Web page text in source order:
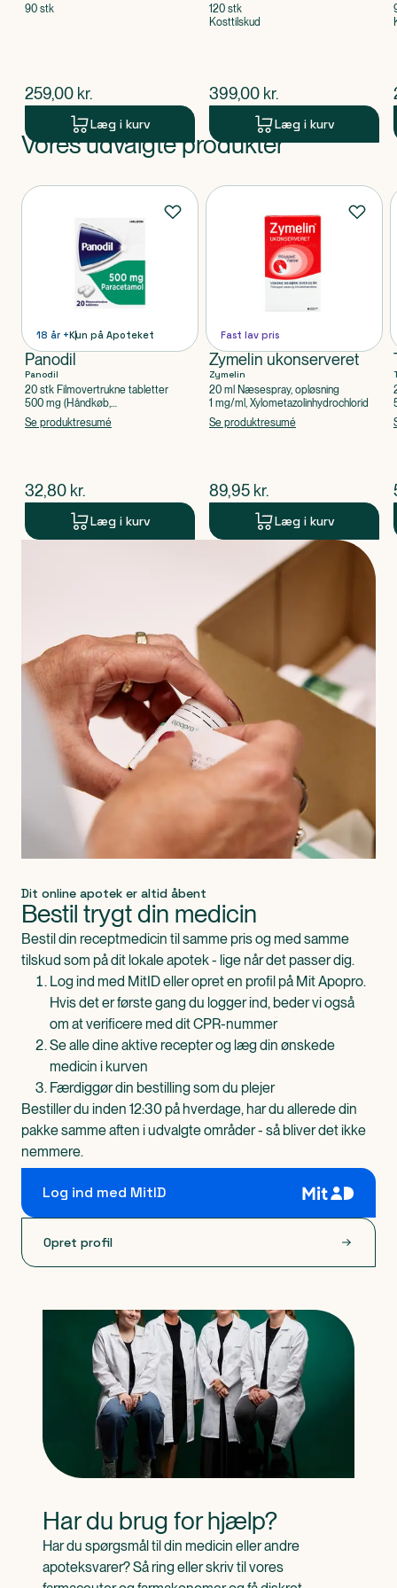
90 stk
$nuværende pris
259,00 kr.
Læg i kurv
120 stk
Kosttilskud
$nuværende pris
399,00 kr.
Læg i kurv
Produkt 1 af 0
Vores udvalgte produkter
Produkter
18 år +Kun på Apoteket
Panodil
Panodil
20 stk Filmovertrukne tabletter
500 mg (Håndkøb,
apoteksforbeholdt), Paracetamol
Se produktresumé
$nuværende pris
32,80 kr.
Læg i kurv
Fast lav pris
Zymelin ukonserveret
Zymelin
20 ml Næsespray, opløsning
1 mg/ml, Xylometazolinhydrochlorid
Se produktresumé
$nuværende pris
89,95 kr.
Læg i kurv
Dit online apotek er altid åbent
Bestil trygt din medicin
Bestil din receptmedicin til samme pris og med samme
tilskud som på dit lokale apotek - lige når det passer dig.
Log ind med MitID eller opret en profil på Mit Apopro.
Hvis det er første gang du logger ind, beder vi også
om at verificere med dit CPR-nummer
Se alle dine aktive recepter og læg din ønskede
medicin i kurven
Færdiggør din bestilling som du plejer
Bestiller du inden 12:30 på hverdage, har du allerede din
pakke samme aften i udvalgte områder - så bliver det ikke
nemmere.
Log ind med MitID
Opret profil
Har du brug for hjælp?
Har du spørgsmål til din medicin eller andre
apoteksvarer? Så ring eller skriv til vores